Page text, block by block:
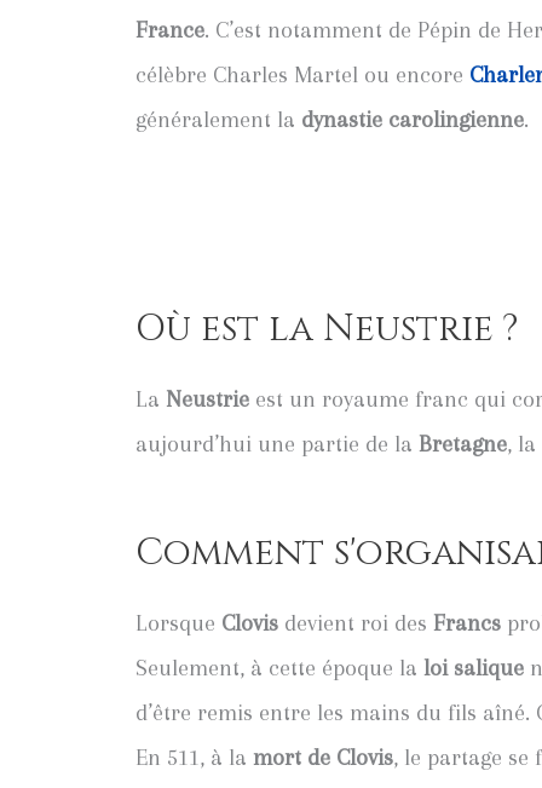
France. C’est notamment de Pépin de
célèbre Charles Martel ou encore
généralement la dynastie carolingienne.
Où est la Neustrie ?
La Neustrie est un royaume franc qui
aujourd’hui une partie de la Bretagne, la
Comment
Lorsque Clovis devient roi des Francs
Seulement, à cette époque la loi salique
d’être remis entre les mains du fils
En 511, à la mort de Clovis, le partage